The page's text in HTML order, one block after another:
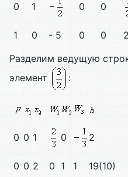
0 1 0 0
1 0 - 5 0 0 2
Разделим ведущую
элемент
:
0 0 1 0 2
0 0 2 0 1 1 19(10)